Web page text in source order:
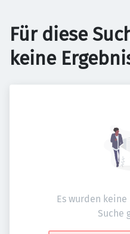
Für diese
keine
Es wurden
Suche